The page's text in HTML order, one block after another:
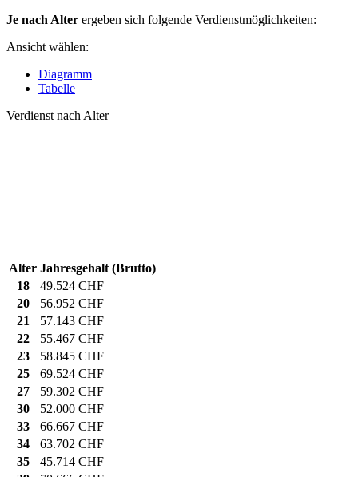
Je nach Alter ergeben sich folgende Verdienstmöglichkeiten:
Ansicht wählen:
Diagramm
Tabelle
Verdienst nach Alter
Alter Jahresgehalt (Brutto)
18
49.524 CHF
20
56.952 CHF
21
57.143 CHF
22
55.467 CHF
23
58.845 CHF
25
69.524 CHF
27
59.302 CHF
30
52.000 CHF
33
66.667 CHF
34
63.702 CHF
35
45.714 CHF